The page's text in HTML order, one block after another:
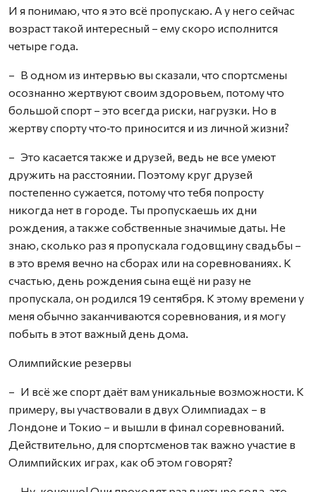
И я понимаю, что я это всё пропускаю. А у него сейчас
возраст такой интересный – ему скоро исполнится
четыре года.
– В одном из интервью вы сказали, что спортсмены
осознанно жертвуют своим здоровьем, потому что
большой спорт – это всегда риски, нагрузки. Но в
жертву спорту что‑то приносится и из личной жизни?
– Это касается также и друзей, ведь не все умеют
дружить на расстоянии. Поэтому круг друзей
постепенно сужается, потому что тебя попросту
никогда нет в городе. Ты пропускаешь их дни
рождения, а также собственные значимые даты. Не
знаю, сколько раз я пропускала годовщину свадьбы –
в это время вечно на сборах или на соревнованиях. К
счастью, день рождения сына ещё ни разу не
пропускала, он родился 19 сентября. К этому времени у
меня обычно заканчиваются соревнования, и я могу
побыть в этот важный день дома.
Олимпийские резервы
– И всё же спорт даёт вам уникальные возможности. К
примеру, вы участвовали в двух Олимпиадах – в
Лондоне и Токио – и вышли в финал соревнований.
Действительно, для спортсменов так важно участие в
Олимпийских играх, как об этом говорят?